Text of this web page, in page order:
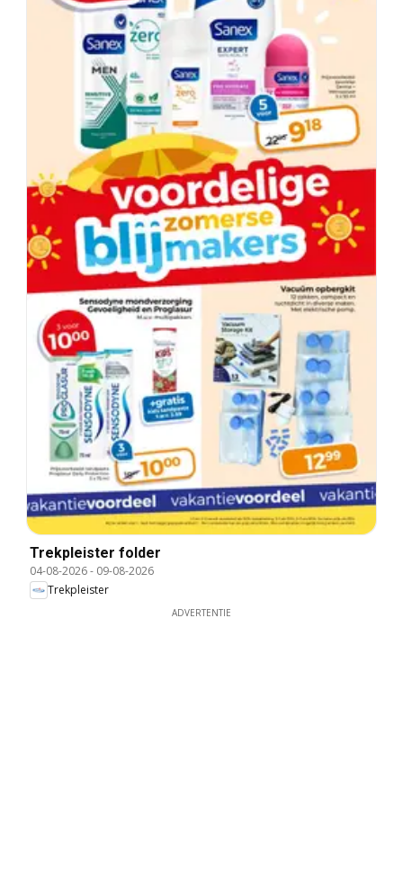
Trekpleister folder
04-08-2026- 09-08-2026
Trekpleister
ADVERTENTIE